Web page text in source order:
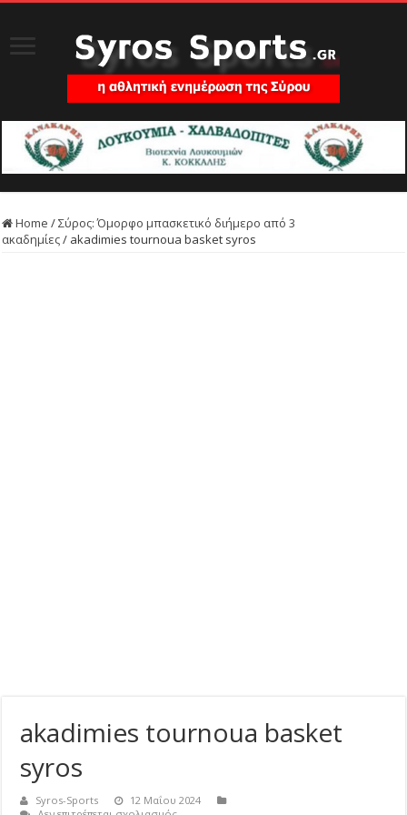
Home /Σύρος: Όμορφο μπασκετικό διήμερο από 3
ακαδημίες/ akadimies tournoua basket syros
akadimies tournoua basket
syros
Syros-Sports
12 Μαΐου 2024